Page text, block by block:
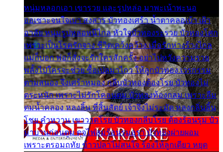
หนุ่มหลอกเอา เขารวย และรูปหล่อ มาพะเน้าพะนอ
ออเซาะจนใจเบา สงสาร บัวทองเศร้า น้ำตาคลอเบ้า เฝ้า
อาลัย หนุ่มรูปหล่อหนีไกล หัวใจบัวทองระรวย บัวทองโศก
เพราะเป็นโรครักจาง ชีวิตเคว้งคว้าง เมื่อรักห่างร้างไกล
แม่ก็บอก พ่อก็สั่งจะรักใครสักครั้ง อย่าไปหวังความรวย
พลั้งไปใครจะช่วย ซื้อเปลมาไกว ให้ลูกบัวทอง เวรกรรม
ตามสนอง จึงเศร้าหมอง กลีบบัวทองต้องโรย บัวทองไม่
ตระหนัก เพราะไม่รักโคลนตม บัวทองท้องกลม เพราะลืม
ตมน้ำคลอง หลงลิ้น ที่สิ้นสัตย์ เจ้าจึงไม่ระมัด หลงกลิ่นลิ้น
โชย คำหวาน เขาวาดโรย บัวทองกลีบโรย ต้องร้อนรุม บัว
มาบานก่อนตูม ดุจไฟสุมร้อนรุมอุรา บัวทองผ่ายผอม
เพราะตรอมฤทัย ข้าวปลาไม่สนใจ ร้องไห้ลูกเดียว หยุด